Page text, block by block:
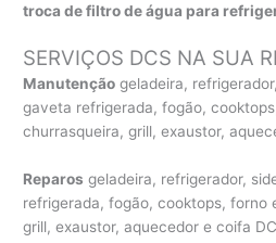
troca de filtro de água para
SERVIÇOS DCS NA SUA
Manutenção geladeira,
gaveta refrigerada, fogão,
churrasqueira, grill, exaustor,
Reparos geladeira, refrigerador,
refrigerada, fogão, cooktops, forno
grill, exaustor, aquecedor e coifa